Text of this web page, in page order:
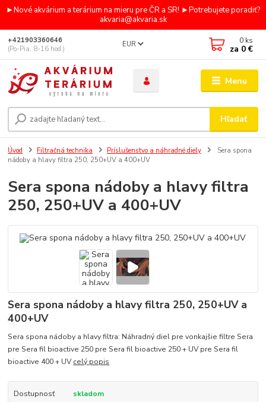
►Nové akvárium a terárium na mieru pre ČR a SR! ►Potrebujete poradiť?
akvaria@akvaria.sk
Menu
EUR
Hľadať
+421903360646
(Po-Pia, 8-16 hod.)
0 ks
za 0 €
Úvod Filtračná technika Príslušenstvo a náhradné diely
Sera spona
nádoby a hlavy filtra 250, 250+UV a 400+UV
Sera spona nádoby a hlavy filtra
250, 250+UV a 400+UV
Sera spona nádoby a hlavy filtra 250, 250+UV a
400+UV
Sera spona nádoby a hlavy filtra: Náhradný diel pre vonkajšie filtre Sera
pre Sera fil bioactive 250 pre Sera fil bioactive 250 + UV pre Sera fil
bioactive 400 + UVcelý popis
Dostupnosť skladom